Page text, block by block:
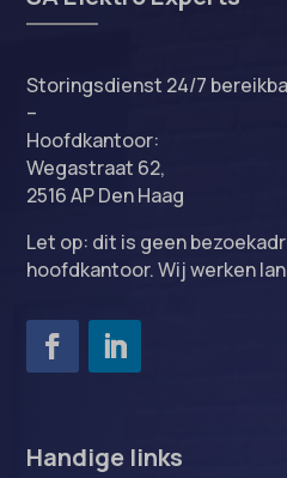
Storingsdienst 24/7
–
Hoofdkantoor:
Wegastraat 62,
2516 AP Den Haag
Let op: dit is geen
hoofdkantoor. Wij werken
Handige links